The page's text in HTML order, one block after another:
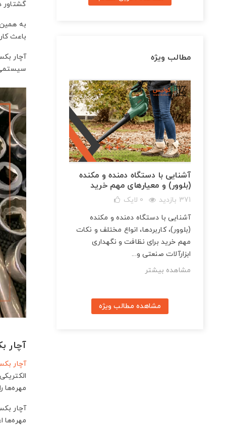
گشتاور
به
باعث
آچار
سیستمی
آچار
آچار
مهره‌ها
آچار
مهره‌ها
مطالب ویژه
آشنایی با دستگاه دمنده و مکنده
(بلوور) و معیارهای مهم خرید
371 بازدید 0 لایک
آشنایی با دستگاه دمنده و مکنده
(بلوور)، کاربردها، انواع مختلف و نکات
مهم خرید برای نظافت و نگهداری
ابزارآلات صنعتی و...
مشاهده بیشتر
مشاهده مطالب ویژه